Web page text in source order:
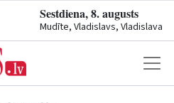
Sestdiena, 8. augusts
Mudīte, Vladislavs, Vladislava